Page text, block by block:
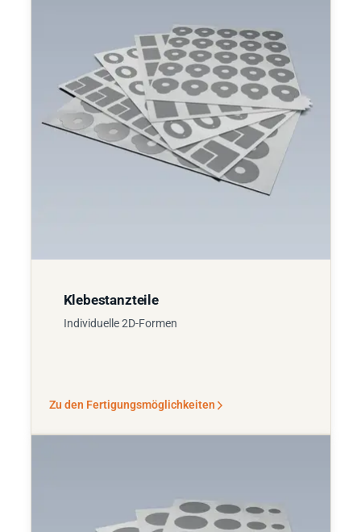
Klebestanzteile
Individuelle 2D-Formen
Zu den Fertigungsmöglichkeiten